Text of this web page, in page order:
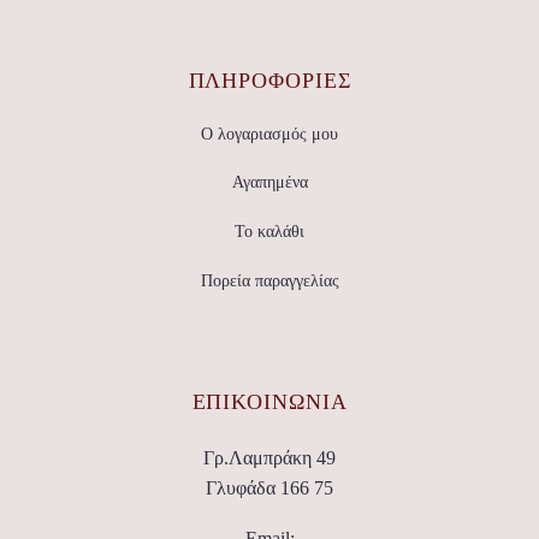
ΠΛΗΡΟΦΟΡΙΕΣ
Ο λογαριασμός μου
Αγαπημένα
Το καλάθι
Πορεία παραγγελίας
ΕΠΙΚΟΙΝΩΝΊΑ
Γρ.Λαμπράκη 49
Γλυφάδα 166 75